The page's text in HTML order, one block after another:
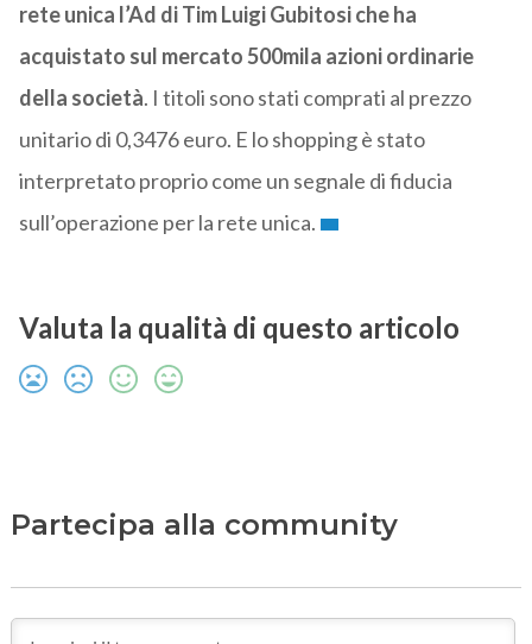
rete unica l’Ad di Tim Luigi Gubitosi che ha
acquistato sul mercato 500mila azioni ordinarie
della società. I titoli sono stati comprati al prezzo
unitario di 0,3476 euro. E lo shopping è stato
interpretato proprio come un segnale di fiducia
sull’operazione per la rete unica.
Valuta la qualità di questo articolo
Partecipa alla community